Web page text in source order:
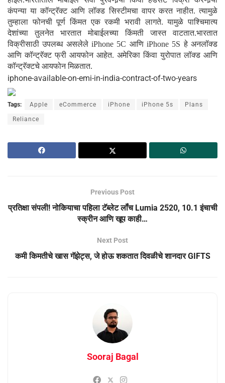
कंपन्या या कॉन्ट्रॅक्ट आणि लॉक्ड सिस्टीमचा वापर करत नाहीत. त्यामुळे
तुम्हाला फोनची पूर्ण किंमत एक रकमी भरावी लागते. यामुळे पाश्चिमात्य
देशांच्या तुलनेत भारतात मोबाईलच्या किंमती जास्त वाटतात.भारतात
विक्रीसाठी उपलब्ध असलेले iPhone 5C आणि iPhone 5S हे अनलॉक्ड
आणि कॉन्ट्रॅक्ट फ्री आयफोन आहेत. अमेरिका किंवा युरोपात लॉक्ड आणि
कॉन्ट्रॅक्टचे आयफोन मिळतात.
iphone-available-on-emi-in-india-contract-of-two-years
Tags: Apple eCommerce iPhone iPhone 5s Plans
Reliance
Previous Post
प्रतिक्षा संपली! नोकियाचा पहिला टॅब्‍लेट लॉंच Lumia 2520, 10.1 इंचाची
स्‍क्रीन आणि खूप काही…
Next Post
कमी किमतीचे खास गॅझेट्स, जे होऊ शकतात दिवळीचे शानदार GIFTS
Sooraj Bagal